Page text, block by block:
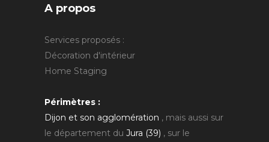
A propos
Services proposés :
Décoration d'intérieur
Home Staging
Périmètres :
Dijon et son agglomération , mais aussi sur
le département du Jura (39) , sur le